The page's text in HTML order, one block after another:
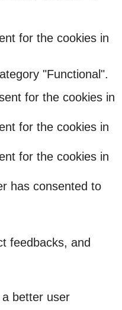
for the cookies in
"Functional".
for the cookies in
for the cookies in
for the cookies in
has consented to
feedbacks, and
better user